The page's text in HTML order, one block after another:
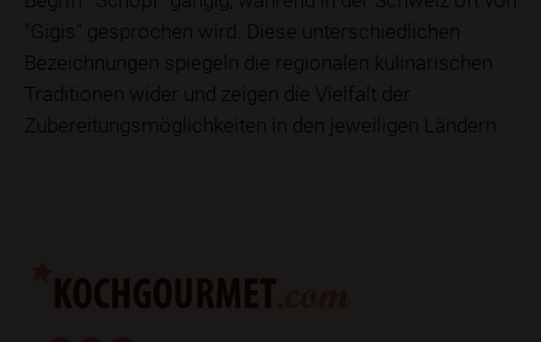
"Gigis" gesprochen wird. Diese unterschiedlichen
Bezeichnungen spiegeln die regionalen kulinarischen
Traditionen wider und zeigen die Vielfalt der
Zubereitungsmöglichkeiten in den jeweiligen Ländern.